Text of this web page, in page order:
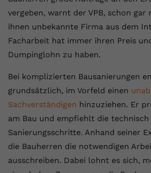
vergeben, warnt der VPB, schon gar
ihnen unbekannte Firma aus dem
Facharbeit hat immer ihren Preis
Dumpinglohn zu haben.
Bei komplizierten Bausanierungen
grundsätzlich, im Vorfeld einen
Sachverständigen hinzuziehen. Er
am Bau und empfiehlt die
Sanierungsschritte. Anhand seiner
die Bauherren die notwendigen
ausschreiben. Dabei lohnt es sich,
Laufzeit 1 Jahr
Zweck
Dieser Wert speichert
zufällig generierte ID,
historische Speicherung
Webseiten-Betreiber
hat.
Name fe_typo_user
Anbieter VPB.de
Laufzeit Session
Zweck
wiederzuerkennen
Informationen zur
Website zu erfassen.
Name _gcl au
Anbieter Google Ads
Conversion-Tracking
Werbeklicks der
Website zuzuordnen.
Cookie-Informationen
Externe Inhalte
Wir verwenden auf unserer Website
um Ihnen zusätzliche Informationen
Name vuid
Anbieter vimeo.com
Laufzeit 2 Jahre
Zweck
Vimeo installiert dieses
Tracking-
indem es eine
Cookie-Informationen